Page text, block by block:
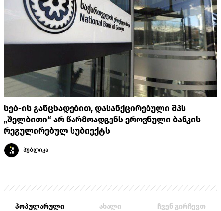
სებ-ის განცხადებით, დასანქცირებული შპს
„შელბითი“ არ წარმოადგენს ეროვნული ბანკის
რეგულირებულ სუბიექტს
პუბლიკა
პოპულარული ახალი ჩვენ გირჩევთ